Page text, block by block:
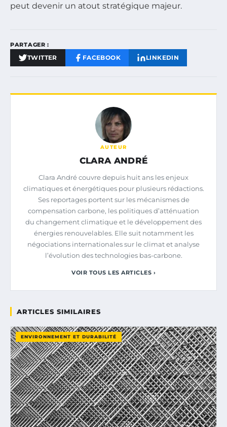
peut devenir un atout stratégique majeur.
PARTAGER :
TWITTER FACEBOOK LINKEDIN
AUTEUR
CLARA ANDRÉ
Clara André couvre depuis huit ans les enjeux
climatiques et énergétiques pour plusieurs rédactions.
Ses reportages portent sur les mécanismes de
compensation carbone, les politiques d’atténuation
du changement climatique et le développement des
énergies renouvelables. Elle suit notamment les
négociations internationales sur le climat et analyse
l’évolution des technologies bas-carbone.
VOIR TOUS LES ARTICLES ›
ARTICLES SIMILAIRES
ENVIRONNEMENT ET DURABILITÉ